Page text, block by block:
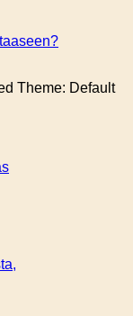
Theme: Default